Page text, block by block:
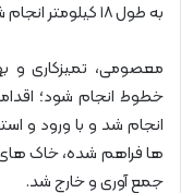
به طول ۱۸ کیلومتر انجام شد.
معصومی، تمیزکاری و
انجام شد و با ورود و
ها فراهم شده، خاک
جمع آوری و خارج شد.